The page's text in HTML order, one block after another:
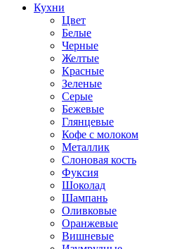
Кухни
Цвет
Белые
Черные
Желтые
Красные
Зеленые
Серые
Бежевые
Глянцевые
Кофе с молоком
Металлик
Слоновая кость
Фуксия
Шоколад
Шампань
Оливковые
Оранжевые
Вишневые